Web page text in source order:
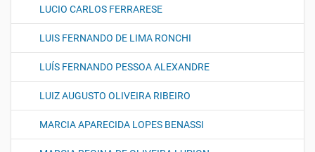
LUCIO CARLOS FERRARESE
LUIS FERNANDO DE LIMA RONCHI
LUÍS FERNANDO PESSOA ALEXANDRE
LUIZ AUGUSTO OLIVEIRA RIBEIRO
MARCIA APARECIDA LOPES BENASSI